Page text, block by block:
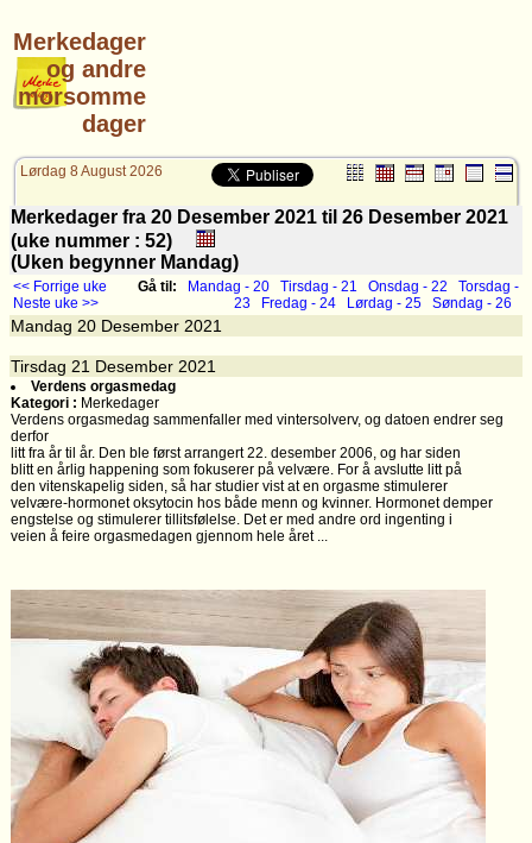
Merkedager
og andre
morsomme
dager
Lørdag 8 August 2026
Merkedager fra 20 Desember 2021 til 26 Desember 2021
(uke nummer : 52)
(Uken begynner Mandag)
<< Forrige uke
Neste uke >>
Gå til: Mandag - 20 Tirsdag - 21 Onsdag - 22
Torsdag -
23
Fredag - 24 Lørdag - 25 Søndag - 26
Mandag 20 Desember 2021
Tirsdag 21 Desember 2021
Verdens orgasmedag
Kategori : Merkedager
Verdens orgasmedag sammenfaller med vintersolverv, og datoen endrer seg
derfor
litt fra år til år. Den ble først arrangert 22. desember 2006, og har siden
blitt en årlig happening som fokuserer på velvære. For å avslutte litt på
den vitenskapelig siden, så har studier vist at en orgasme stimulerer
velvære-hormonet oksytocin hos både menn og kvinner. Hormonet demper
engstelse og stimulerer tillitsfølelse. Det er med andre ord ingenting i
veien å feire orgasmedagen gjennom hele året ...